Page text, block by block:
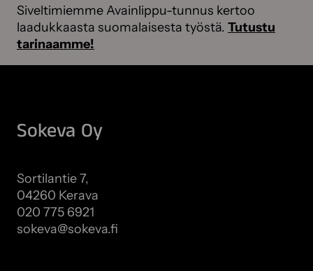
Siveltimiemme Avainlippu-tunnus kertoo
laadukkaasta suomalaisesta työstä. Tutustu
tarinaamme!
Sokeva Oy
Sortilantie 7,
04260 Kerava
020 775 6921
sokeva@sokeva.fi